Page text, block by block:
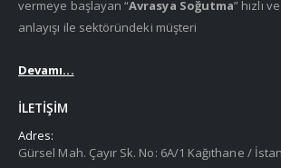
vermeye başlayan “Avrasya Soğutma” hızlı
anlayışı ile sektöründeki müşteri
Devamı...
İLETIŞIM
Adres:
Gürsel Mah. Çayır Sk. No: 6A/1 Kağıthane /